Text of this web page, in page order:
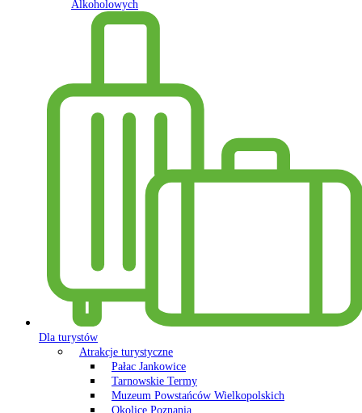
Alkoholowych
Dla turystów
Atrakcje turystyczne
Pałac Jankowice
Tarnowskie Termy
Muzeum Powstańców Wielkopolskich
Okolice Poznania